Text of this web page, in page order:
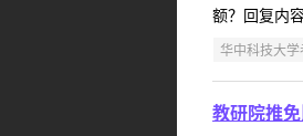
额？回复内
华中科技大
教研院推